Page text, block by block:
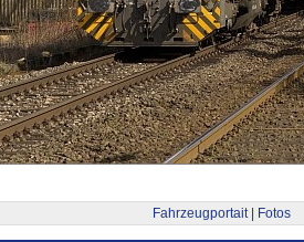
Fahrzeugportait | Fotos